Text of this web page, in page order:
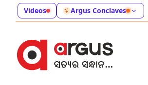
Videos Argus Conclaves